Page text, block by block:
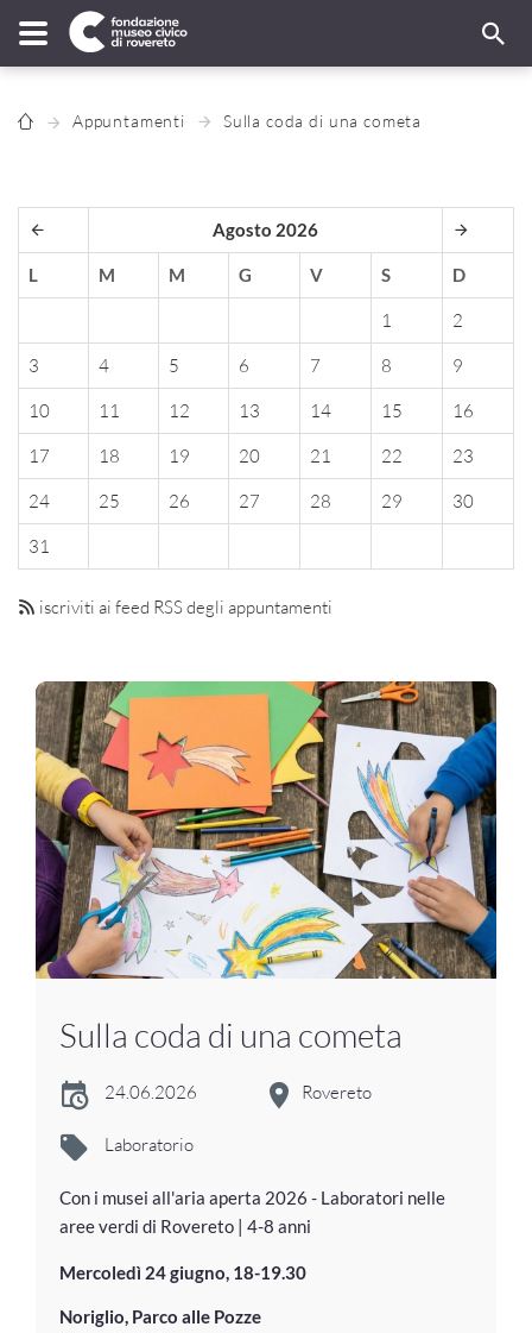
Appuntamenti Sulla coda di una cometa
Agosto 2026
L M M G V S D
1
2
3
4 5 6 7 8
9
10
11 12 13 14 15
16
17
18 19 20 21 22
23
24
25 26 27 28 29
30
31
iscriviti ai feed RSS degli appuntamenti
Sulla coda di una cometa
24.06.2026 Rovereto
Laboratorio
Con i musei all'aria aperta 2026 - Laboratori nelle
aree verdi di Rovereto | 4-8 anni
Mercoledì 24 giugno, 18-19.30
Noriglio, Parco alle Pozze